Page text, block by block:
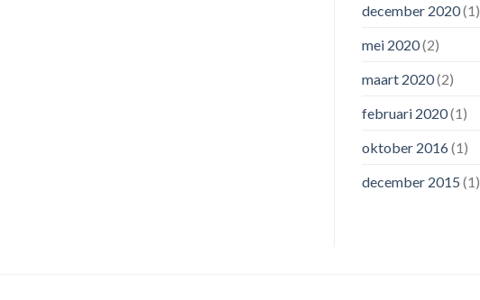
december 2020(1)
mei 2020(2)
maart 2020(2)
februari 2020(1)
oktober 2016(1)
december 2015 (1)